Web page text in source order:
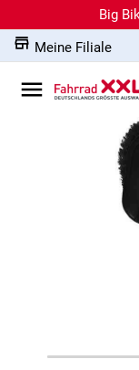
Big
Meine Filiale